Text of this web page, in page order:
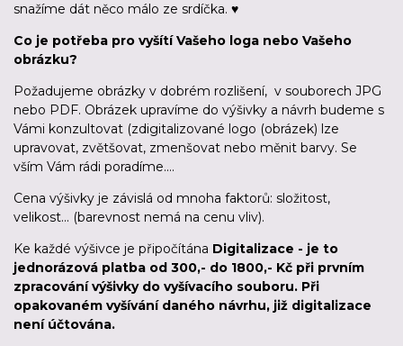
snažíme dát něco málo ze srdíčka. ♥
Co je potřeba pro vyšítí Vašeho loga nebo Vašeho
obrázku?
Požadujeme obrázky v dobrém rozlišení, v souborech JPG
nebo PDF. Obrázek upravíme do výšivky a návrh budeme s
Vámi konzultovat (zdigitalizované logo (obrázek) lze
upravovat, zvětšovat, zmenšovat nebo měnit barvy. Se
vším Vám rádi poradíme....
Cena výšivky je závislá od mnoha faktorů: složitost,
velikost... (barevnost nemá na cenu vliv).
Ke každé výšivce je připočítána Digitalizace - je to
jednorázová platba od 300,- do 1800,- Kč při prvním
zpracování výšivky do vyšívacího souboru. Při
opakovaném vyšívání daného návrhu, již digitalizace
není účtována.